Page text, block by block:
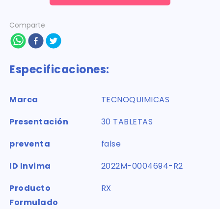
Comparte
Especificaciones:
Marca
TECNOQUIMICAS
Presentación
30 TABLETAS
preventa
false
ID Invima
2022M-0004694-R2
Producto
Formulado
RX